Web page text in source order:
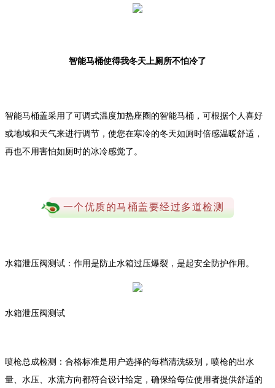
智能马桶使得我冬天上厕所不怕冷了
智能马桶盖采用了可调式温度加热座圈的智能马桶，可根据个人喜好
或地域和天气来进行调节，使您在寒冷的冬天如厕时倍感温暖舒适，
再也不用害怕如厕时的冰冷感觉了。
一个优质的马桶盖要经过多道检测
水箱泄压阀测试：作用是防止水箱过压爆裂，是起安全防护作用。
水箱泄压阀测试
喷枪总成检测：合格标准是用户选择的每档清洗级别，喷枪的出水
量、水压、水流方向都符合设计给定，确保给每位使用者提供舒适的